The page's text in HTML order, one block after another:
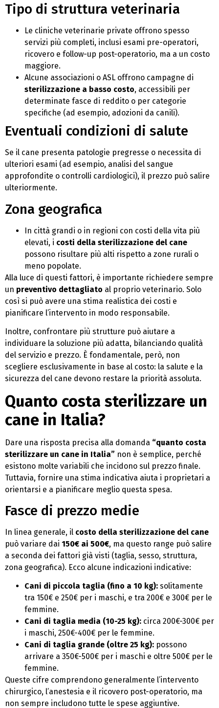
Tipo di struttura veterinaria
Le cliniche veterinarie private offrono spesso
servizi più completi, inclusi esami pre-operatori,
ricovero e follow-up post-operatorio, ma a un costo
maggiore.
Alcune associazioni o ASL offrono campagne di
sterilizzazione a basso costo, accessibili per
determinate fasce di reddito o per categorie
specifiche (ad esempio, adozioni da canili).
Eventuali condizioni di salute
Se il cane presenta patologie pregresse o necessita di
ulteriori esami (ad esempio, analisi del sangue
approfondite o controlli cardiologici), il prezzo può salire
ulteriormente.
Zona geografica
In città grandi o in regioni con costi della vita più
elevati, i costi della sterilizzazione del cane
possono risultare più alti rispetto a zone rurali o
meno popolate.
Alla luce di questi fattori, è importante richiedere sempre
un preventivo dettagliato al proprio veterinario. Solo
così si può avere una stima realistica dei costi e
pianificare l’intervento in modo responsabile.
Inoltre, confrontare più strutture può aiutare a
individuare la soluzione più adatta, bilanciando qualità
del servizio e prezzo. È fondamentale, però, non
scegliere esclusivamente in base al costo: la salute e la
sicurezza del cane devono restare la priorità assoluta.
Quanto costa sterilizzare un
cane in Italia?
Dare una risposta precisa alla domanda “quanto costa
sterilizzare un cane in Italia” non è semplice, perché
esistono molte variabili che incidono sul prezzo finale.
Tuttavia, fornire una stima indicativa aiuta i proprietari a
orientarsi e a pianificare meglio questa spesa.
Fasce di prezzo medie
In linea generale, il costo della sterilizzazione del cane
può variare dai 150€ ai 500€, ma questo range può salire
a seconda dei fattori già visti (taglia, sesso, struttura,
zona geografica). Ecco alcune indicazioni indicative:
Cani di piccola taglia (fino a 10 kg): solitamente
tra 150€ e 250€ per i maschi, e tra 200€ e 300€ per le
femmine.
Cani di taglia media (10-25 kg): circa 200€-300€ per
i maschi, 250€-400€ per le femmine.
Cani di taglia grande (oltre 25 kg): possono
arrivare a 350€-500€ per i maschi e oltre 500€ per le
femmine.
Queste cifre comprendono generalmente l’intervento
chirurgico, l’anestesia e il ricovero post-operatorio, ma
non sempre includono tutte le spese aggiuntive.